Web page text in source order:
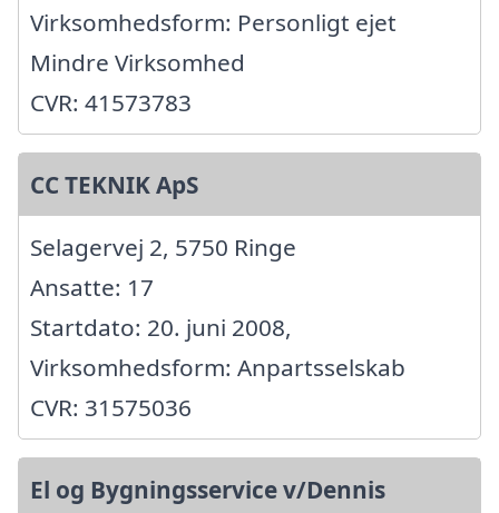
Virksomhedsform: Personligt ejet
Mindre Virksomhed
CVR: 41573783
CC TEKNIK ApS
Selagervej 2, 5750 Ringe
Ansatte: 17
Startdato: 20. juni 2008,
Virksomhedsform: Anpartsselskab
CVR: 31575036
El og Bygningsservice v/Dennis